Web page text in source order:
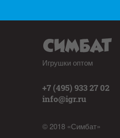
Игрушки оптом
+7 (495) 933 27 02
info@igr.ru
© 2018 «Симбат»